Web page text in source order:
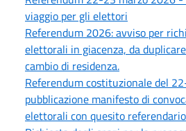
viaggio per gli elettori
Referendum 2026: avviso per
elettorali in giacenza, da
cambio di residenza.
Referendum costituzionale del
pubblicazione manifesto di
elettorali con quesito